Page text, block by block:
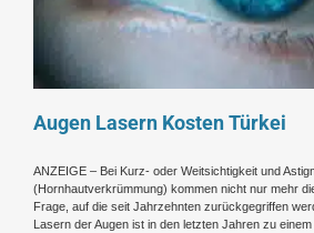
Augen Lasern Kosten Türkei
ANZEIGE – Bei Kurz- oder Weitsichtigkeit und
(Hornhautverkrümmung) kommen nicht nur mehr
Frage, auf die seit Jahrzehnten zurückgegriffen
Lasern der Augen ist in den letzten Jahren zu